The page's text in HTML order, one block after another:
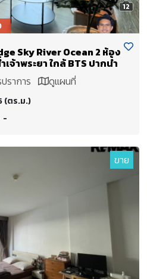
12
Sky River Ocean 2 ห้อง
จ้าพระยา ใกล้ BTS ปากน้ำ
ราการ
ดูแผนที่
(ตร.ม.)
-
ขาย